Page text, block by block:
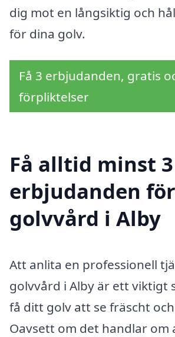
dig mot en långsiktig och
för dina golv.
Få 3 erbjudanden, gratis
förpliktelser
Få alltid minst 3
erbjudanden för
golvvård i Alby
Att anlita en professionell
golvvård i Alby är ett viktigt
få ditt golv att se fräscht
Oavsett om det handlar om